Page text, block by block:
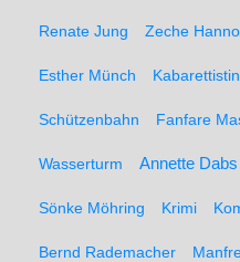
Renate Jung Zeche
Esther Münch Kabarettistin
Schützenbahn Fanfare
Wasserturm Annette Dabs
Sönke Möhring Krimi
Bernd Rademacher